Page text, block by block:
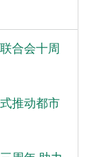
合会十周
推动都市